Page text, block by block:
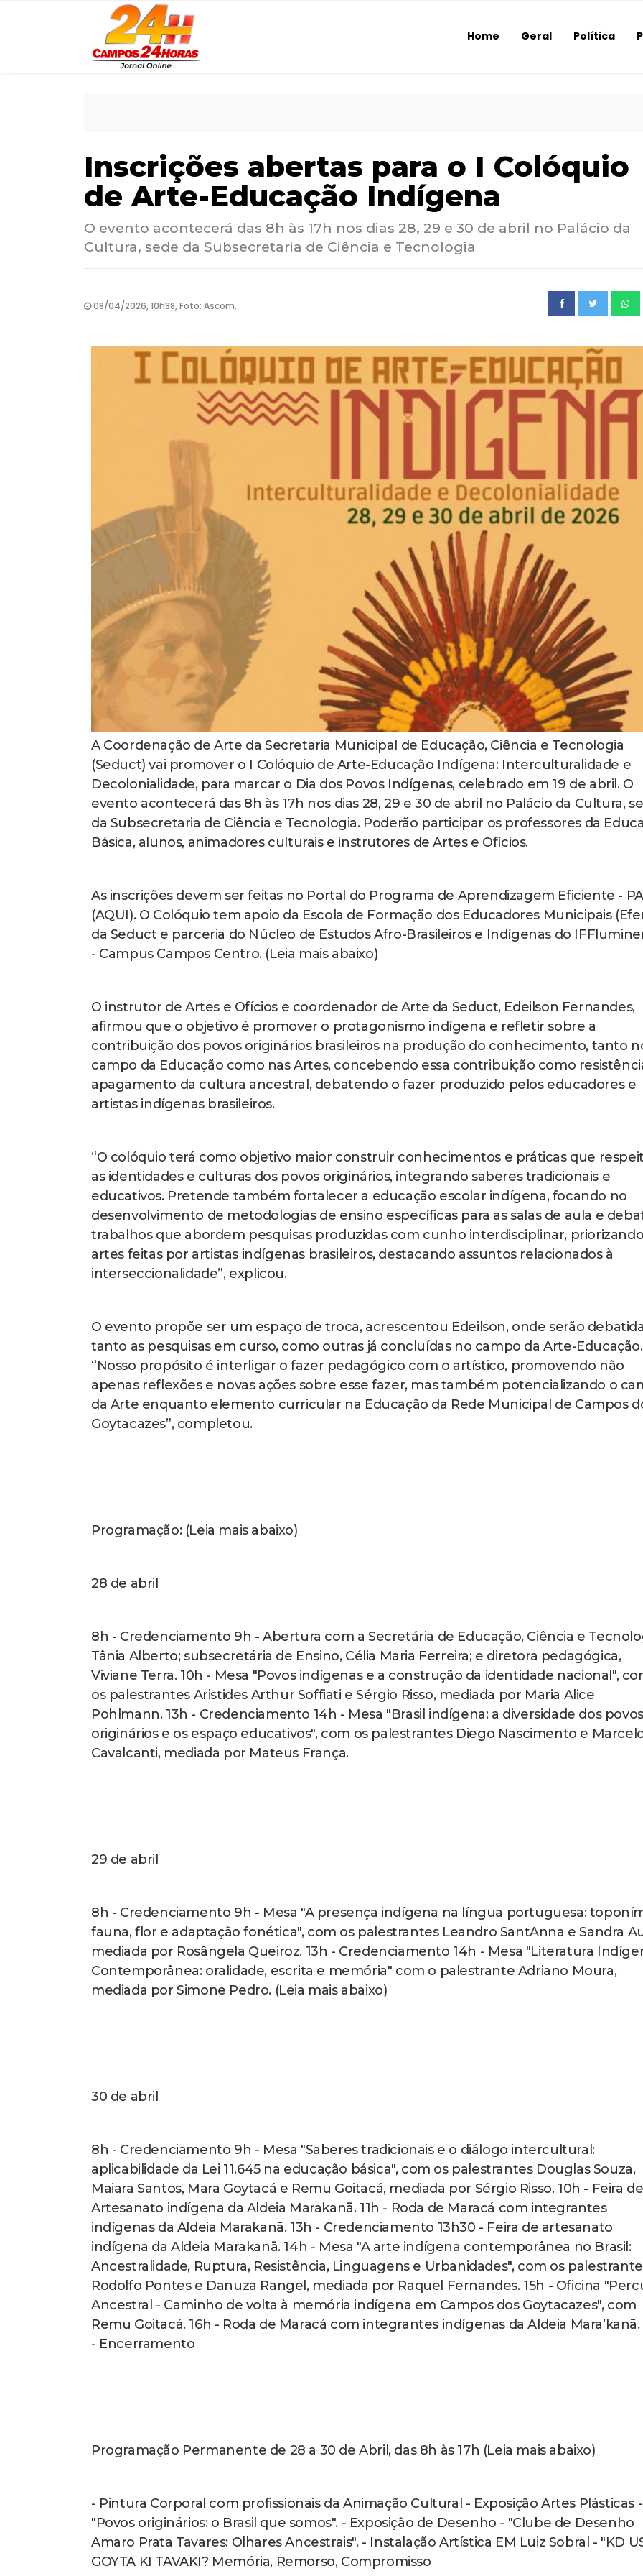
Home Geral Política
Inscrições abertas para o I Colóquio
de Arte-Educação Indígena
O evento acontecerá das 8h às 17h nos dias 28, 29 e 30 de abril no Palácio da
Cultura, sede da Subsecretaria de Ciência e Tecnologia
08/04/2026, 10h38, Foto: Ascom.
A Coordenação de Arte da Secretaria Municipal de Educação, Ciência e Tecnologia
(Seduct) vai promover o I Colóquio de Arte-Educação Indígena: Interculturalidade e
Decolonialidade, para marcar o Dia dos Povos Indígenas, celebrado em 19 de abril. O
evento acontecerá das 8h às 17h nos dias 28, 29 e 30 de abril no Palácio da Cultura,
da Subsecretaria de Ciência e Tecnologia. Poderão participar os professores da
Básica, alunos, animadores culturais e instrutores de Artes e Ofícios.
As inscrições devem ser feitas no Portal do Programa de Aprendizagem Eficiente -
(AQUI). O Colóquio tem apoio da Escola de Formação dos Educadores Municipais
da Seduct e parceria do Núcleo de Estudos Afro-Brasileiros e Indígenas do
- Campus Campos Centro. (Leia mais abaixo)
O instrutor de Artes e Ofícios e coordenador de Arte da Seduct, Edeilson Fernandes,
afirmou que o objetivo é promover o protagonismo indígena e refletir sobre a
contribuição dos povos originários brasileiros na produção do conhecimento, tanto
campo da Educação como nas Artes, concebendo essa contribuição como
apagamento da cultura ancestral, debatendo o fazer produzido pelos educadores e
artistas indígenas brasileiros.
“O colóquio terá como objetivo maior construir conhecimentos e práticas que
as identidades e culturas dos povos originários, integrando saberes tradicionais e
educativos. Pretende também fortalecer a educação escolar indígena, focando no
desenvolvimento de metodologias de ensino específicas para as salas de aula e
trabalhos que abordem pesquisas produzidas com cunho interdisciplinar,
artes feitas por artistas indígenas brasileiros, destacando assuntos relacionados à
interseccionalidade”, explicou.
O evento propõe ser um espaço de troca, acrescentou Edeilson, onde serão
tanto as pesquisas em curso, como outras já concluídas no campo da Arte-Educação.
“Nosso propósito é interligar o fazer pedagógico com o artístico, promovendo não
apenas reflexões e novas ações sobre esse fazer, mas também potencializando o
da Arte enquanto elemento curricular na Educação da Rede Municipal de Campos
Goytacazes”, completou.
Programação: (Leia mais abaixo)
28 de abril
8h - Credenciamento 9h - Abertura com a Secretária de Educação, Ciência e
Tânia Alberto; subsecretária de Ensino, Célia Maria Ferreira; e diretora pedagógica,
Viviane Terra. 10h - Mesa "Povos indígenas e a construção da identidade nacional",
os palestrantes Aristides Arthur Soffiati e Sérgio Risso, mediada por Maria Alice
Pohlmann. 13h - Credenciamento 14h - Mesa "Brasil indígena: a diversidade dos povos
originários e os espaço educativos", com os palestrantes Diego Nascimento e
Cavalcanti, mediada por Mateus França.
29 de abril
8h - Credenciamento 9h - Mesa "A presença indígena na língua portuguesa:
fauna, flor e adaptação fonética", com os palestrantes Leandro SantAnna e Sandra
mediada por Rosângela Queiroz. 13h - Credenciamento 14h - Mesa "Literatura
Contemporânea: oralidade, escrita e memória" com o palestrante Adriano Moura,
mediada por Simone Pedro. (Leia mais abaixo)
30 de abril
8h - Credenciamento 9h - Mesa "Saberes tradicionais e o diálogo intercultural:
aplicabilidade da Lei 11.645 na educação básica", com os palestrantes Douglas Souza,
Maiara Santos, Mara Goytacá e Remu Goitacá, mediada por Sérgio Risso. 10h - Feira de
Artesanato indígena da Aldeia Marakanā. 11h - Roda de Maracá com integrantes
indígenas da Aldeia Marakanā. 13h - Credenciamento 13h30 - Feira de artesanato
indígena da Aldeia Marakanā. 14h - Mesa "A arte indígena contemporânea no Brasil:
Ancestralidade, Ruptura, Resistência, Linguagens e Urbanidades", com os
Rodolfo Pontes e Danuza Rangel, mediada por Raquel Fernandes. 15h - Oficina
Ancestral - Caminho de volta à memória indígena em Campos dos Goytacazes", com
Remu Goitacá. 16h - Roda de Maracá com integrantes indígenas da Aldeia Maraʼkanā.
- Encerramento
Programação Permanente de 28 a 30 de Abril, das 8h às 17h (Leia mais abaixo)
- Pintura Corporal com profissionais da Animação Cultural - Exposição Artes Plásticas -
"Povos originários: o Brasil que somos". - Exposição de Desenho - "Clube de Desenho
Amaro Prata Tavares: Olhares Ancestrais". - Instalação Artística EM Luiz Sobral - "KD
GOYTA KI TAVAKI? Memória, Remorso, Compromisso